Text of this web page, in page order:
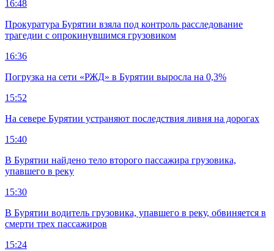
16:48
Прокуратура Бурятии взяла под контроль расследование
трагедии с опрокинувшимся грузовиком
16:36
Погрузка на сети «РЖД» в Бурятии выросла на 0,3%
15:52
На севере Бурятии устраняют последствия ливня на дорогах
15:40
В Бурятии найдено тело второго пассажира грузовика,
упавшего в реку
15:30
В Бурятии водитель грузовика, упавшего в реку, обвиняется в
смерти трех пассажиров
15:24